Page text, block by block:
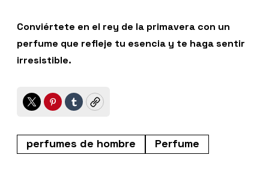
Conviértete en el rey de la primavera con un
perfume que refleje tu esencia y te haga sentir
irresistible.
TwitterPinterest
TumblrCopy
perfumes de hombre Perfume